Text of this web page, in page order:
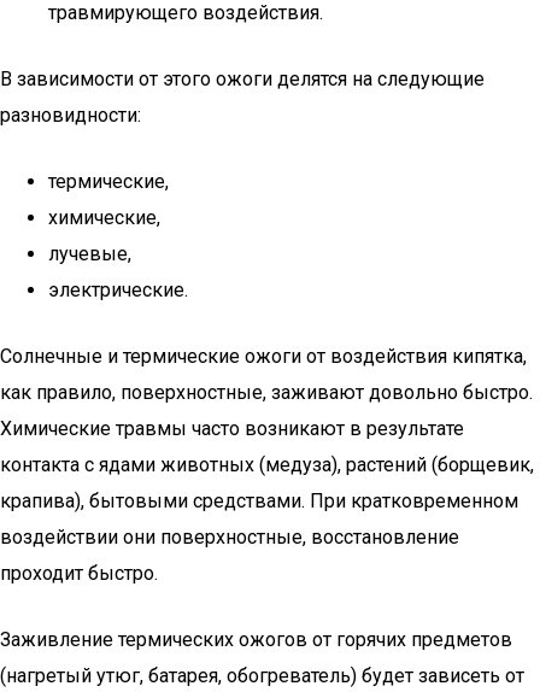
травмирующего воздействия.
В зависимости от этого ожоги делятся на следующие
разновидности:
термические,
химические,
лучевые,
электрические.
Солнечные и термические ожоги от воздействия кипятка,
как правило, поверхностные, заживают довольно быстро.
Химические травмы часто возникают в результате
контакта с ядами животных (медуза), растений (борщевик,
крапива), бытовыми средствами. При кратковременном
воздействии они поверхностные, восстановление
проходит быстро.
Заживление термических ожогов от горячих предметов
(нагретый утюг, батарея, обогреватель) будет зависеть от